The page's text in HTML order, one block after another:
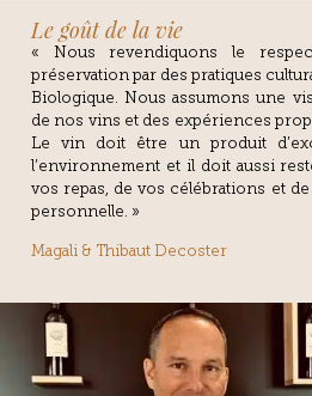
Le goût de la vie
« Nous revendiquons le
préservation par des pratiques
Biologique. Nous assumons une
de nos vins et des expériences
Le vin doit être un produit
l’environnement et il doit aussi
vos repas, de vos célébrations et
personnelle. »
Magali & Thibaut Decoster